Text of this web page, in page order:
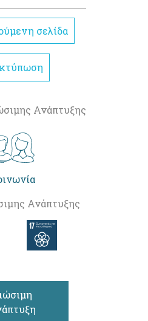
σελίδα
Ανάπτυξης
Ανάπτυξης